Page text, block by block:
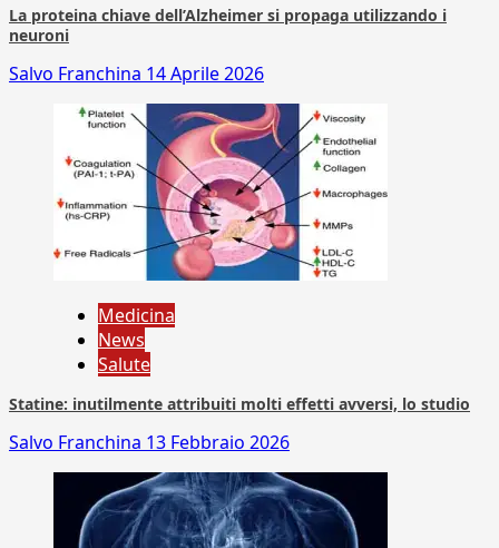
La proteina chiave dell’Alzheimer si propaga utilizzando i
neuroni
Salvo Franchina 14 Aprile 2026
Medicina
News
Salute
Statine: inutilmente attribuiti molti effetti avversi, lo studio
Salvo Franchina 13 Febbraio 2026